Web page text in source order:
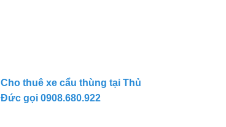
Cho thuê xe cẩu thùng tại Thủ
Đức gọi 0908.680.922